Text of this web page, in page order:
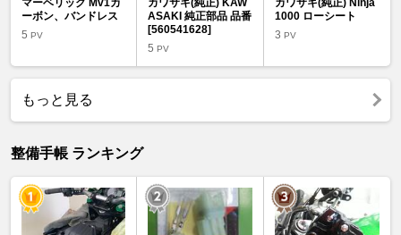
ーボン、バンドレス
5 PV
ASAKI 純正部品 品番
[560541628]
5PV
カワサキ(純正) Ninja
1000 ローシート
3 PV
もっと見る
整備手帳 ランキング